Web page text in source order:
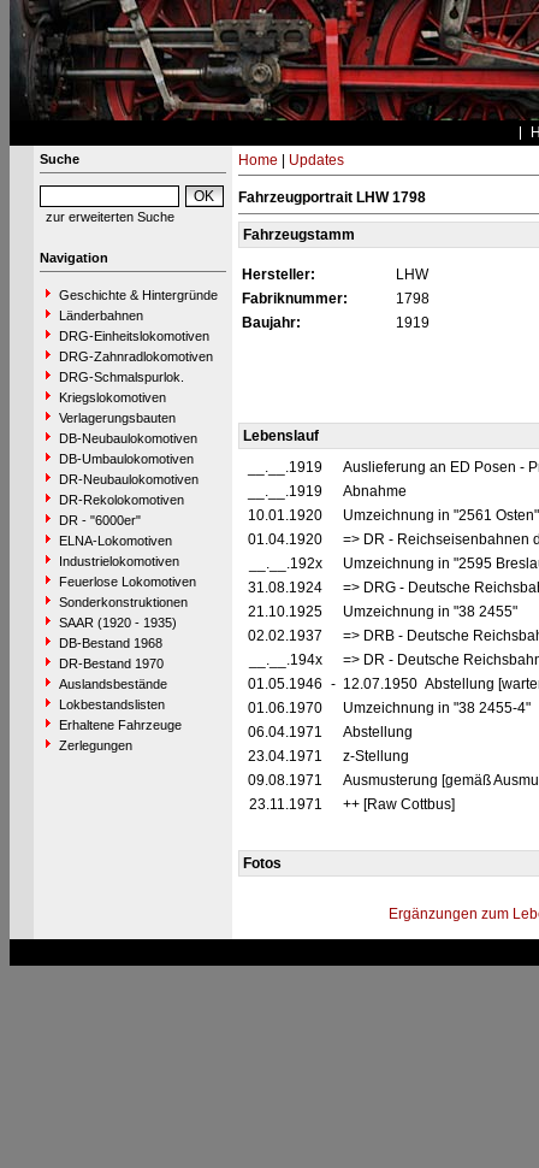
Suche
zur erweiterten Suche
Navigation
Geschichte & Hintergründe
Länderbahnen
DRG-Einheitslokomotiven
DRG-Zahnradlokomotiven
DRG-Schmalspurlok.
Kriegslokomotiven
Verlagerungsbauten
DB-Neubaulokomotiven
DB-Umbaulokomotiven
DR-Neubaulokomotiven
DR-Rekolokomotiven
DR - "6000er"
ELNA-Lokomotiven
Industrielokomotiven
Feuerlose Lokomotiven
Sonderkonstruktionen
SAAR (1920 - 1935)
DB-Bestand 1968
DR-Bestand 1970
Auslandsbestände
Lokbestandslisten
Erhaltene Fahrzeuge
Zerlegungen
Home Updates
Fahrzeugportrait LHW 1798
Fahrzeugstamm
Hersteller:
LHW
Fabriknummer:
1798
Baujahr:
1919
Lebenslauf
__.__.1919
Auslieferung an ED Posen -
__.__.1919
Abnahme
10.01.1920
Umzeichnung in "2561
01.04.1920
=> DR - Reichseisenbahnen
__.__.192x
Umzeichnung in "2595
31.08.1924
=> DRG - Deutsche
21.10.1925
Umzeichnung in "38 2455"
02.02.1937
=> DRB - Deutsche
__.__.194x
=> DR - Deutsche
01.05.1946 - 12.07.1950 Abstellung
01.06.1970
Umzeichnung in "38 2455-4"
06.04.1971
Abstellung
23.04.1971
z-Stellung
09.08.1971
Ausmusterung [gemäß
23.11.1971
++ [Raw Cottbus]
Fotos
Ergänzungen zum